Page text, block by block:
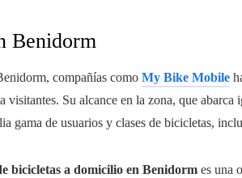
Benidorm
compañías como My Bike Mobile
visitantes. Su alcance en la zona, que
gama de usuarios y clases de bicicletas,
bicicletas a domicilio en Benidorm es una